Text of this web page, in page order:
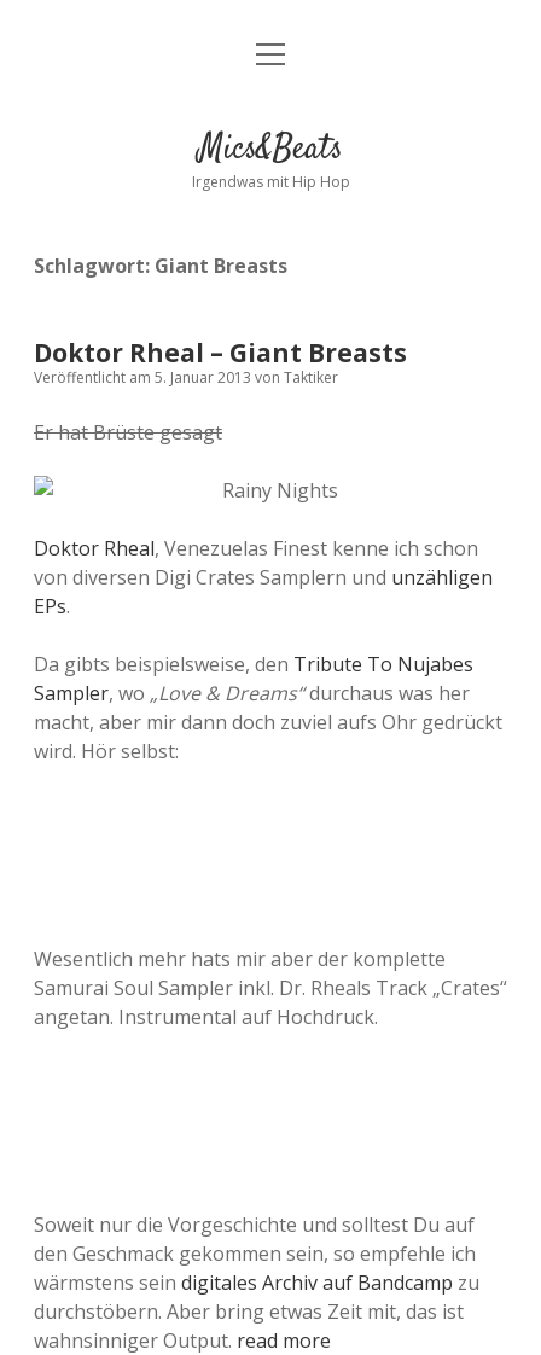
Kontakt
facebookinstagram
bandcamp
spotify
Menü
Mics&Beats
Irgendwas mit Hip Hop
Schlagwort: Giant Breasts
Doktor Rheal – Giant Breasts
Veröffentlicht am 5. Januar 2013 von Taktiker
Er hat Brüste gesagt
Doktor Rheal, Venezuelas Finest kenne ich schon
von diversen Digi Crates Samplern und unzähligen
EPs.
Da gibts beispielsweise, den Tribute To Nujabes
Sampler, wo „Love & Dreams“durchaus was her
macht, aber mir dann doch zuviel aufs Ohr gedrückt
wird. Hör selbst:
Wesentlich mehr hats mir aber der komplette
Samurai Soul Sampler inkl. Dr. Rheals Track „Crates“
angetan. Instrumental auf Hochdruck.
Soweit nur die Vorgeschichte und solltest Du auf
den Geschmack gekommen sein, so empfehle ich
wärmstens sein digitales Archiv auf Bandcamp zu
durchstöbern. Aber bring etwas Zeit mit, das ist
wahnsinniger Output. read more